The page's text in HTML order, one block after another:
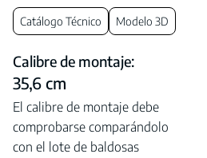
Catálogo Técnico Modelo 3D
Calibre de montaje:
35,6 cm
El calibre de montaje debe
comprobarse comparándolo
con el lote de baldosas